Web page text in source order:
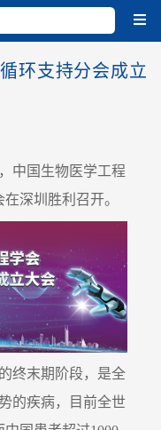
取消
环支持分会成立
中国生物医学工程
深圳胜利召开。
终末期阶段，是全
的疾病，目前全世